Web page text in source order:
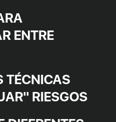
ENTRE
TÉCNICAS
RIESGOS